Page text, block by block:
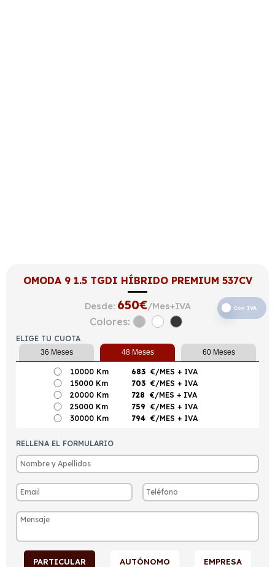
OMODA 9 1.5 TGDI HÍBRIDO PREMIUM 537CV
Desde: 650€/Mes+IVA Con IVA
Colores:
ELIGE TU CUOTA
36 Meses 48 Meses 60 Meses
10000 Km 683 €/MES + IVA
15000 Km
703 €/MES + IVA
20000 Km
728 €/MES + IVA
25000 Km
759 €/MES + IVA
30000 Km
794 €/MES + IVA
RELLENA EL FORMULARIO
PARTICULAR AUTÓNOMO EMPRESA